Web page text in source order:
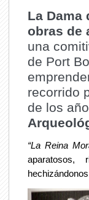
La Dama
obras de
una
de Port
recorrido
de los
“La Reina
aparatosos,